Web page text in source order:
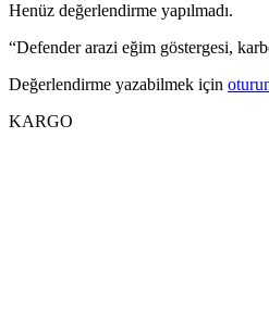
Henüz değerlendirme yapılmadı.
“Defender arazi eğim göstergesi,
Değerlendirme yazabilmek için
KARGO